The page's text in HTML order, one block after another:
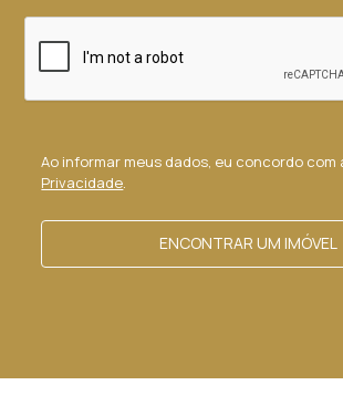
Ao informar meus dados, eu concordo com
Privacidade.
ENCONTRAR UM IMÓVEL